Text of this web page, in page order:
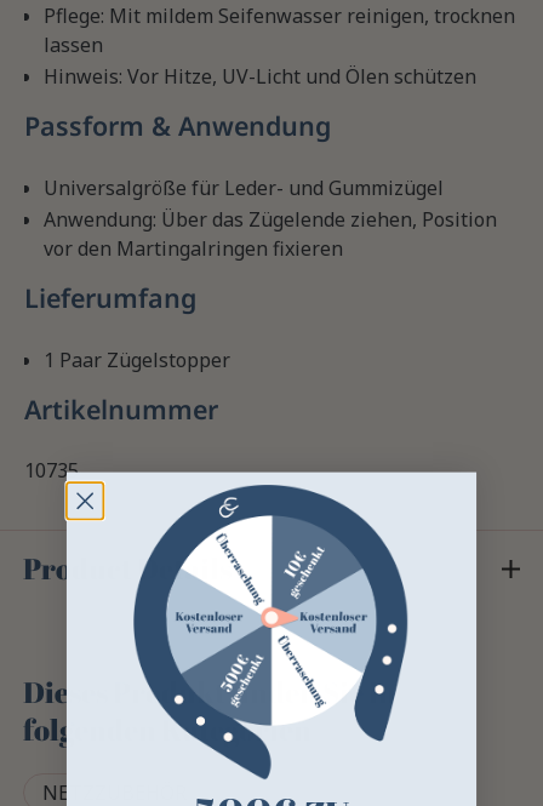
Pflege: Mit mildem Seifenwasser reinigen, trocknen
lassen
Hinweis: Vor Hitze, UV-Licht und Ölen schützen
Passform & Anwendung
Universalgröße für Leder- und Gummizügel
Anwendung: Über das Zügelende ziehen, Position
vor den Martingalringen fixieren
Lieferumfang
1 Paar Zügelstopper
Artikelnummer
10735
Product Details
Dieses Produkt finden Sie in
folgenden Kategorien
NETZZUBEHÖR